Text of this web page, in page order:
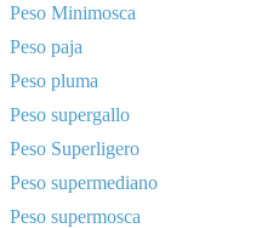
Peso Minimosca
Peso paja
Peso pluma
Peso supergallo
Peso Superligero
Peso supermediano
Peso supermosca